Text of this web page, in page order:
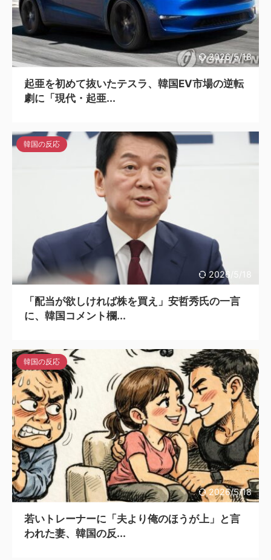
2026/5/18
起亜を初めて抜いたテスラ、韓国EV市場の逆転
劇に「現代・起亜...
2026/5/18
韓国の反応
「配当が欲しければ株を買え」安哲秀氏の一言
に、韓国コメント欄...
2026/5/18
韓国の反応
若いトレーナーに「夫より俺のほうが上」と言
われた妻、韓国の反...